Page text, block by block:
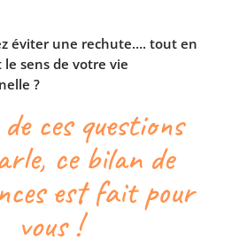
éviter une rechute…. tout en
sens de votre vie
?
de ces questions
ce bilan de
est fait pour
vous !